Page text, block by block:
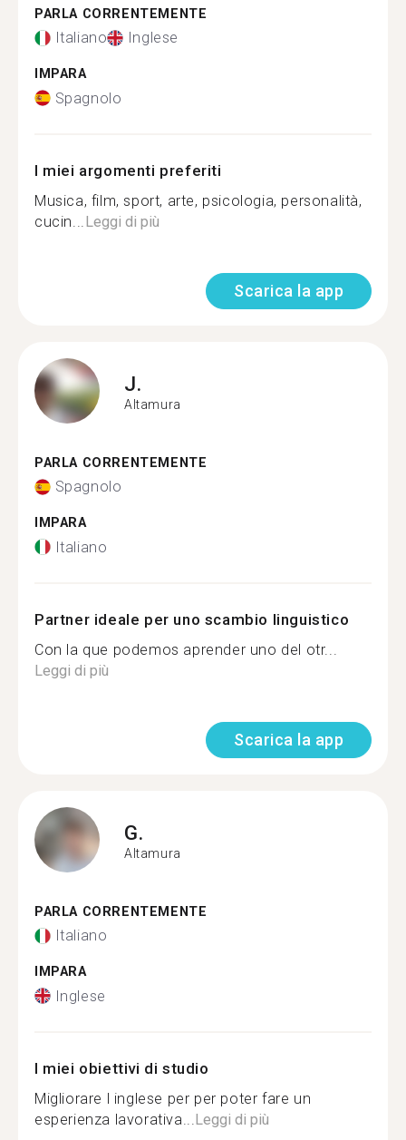
PARLA CORRENTEMENTE
Italiano Inglese
IMPARA
Spagnolo
I miei argomenti preferiti
Musica, film, sport, arte, psicologia, personalità,
cucin... Leggi di più
Scarica la app
J.
Altamura
PARLA CORRENTEMENTE
Spagnolo
IMPARA
Italiano
Partner ideale per uno scambio linguistico
Con la que podemos aprender uno del otr...
Leggi di più
Scarica la app
G.
Altamura
PARLA CORRENTEMENTE
Italiano
IMPARA
Inglese
I miei obiettivi di studio
Migliorare l inglese per per poter fare un
esperienza lavorativa... Leggi di più